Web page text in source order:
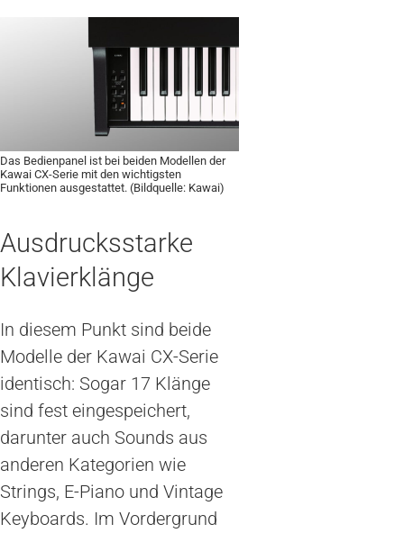
Das Bedienpanel ist bei beiden Modellen der
Kawai CX-Serie mit den wichtigsten
Funktionen ausgestattet. (Bildquelle: Kawai)
Ausdrucksstarke
Klavierklänge
In diesem Punkt sind beide
Modelle der Kawai CX-Serie
identisch: Sogar 17 Klänge
sind fest eingespeichert,
darunter auch Sounds aus
anderen Kategorien wie
Strings, E-Piano und Vintage
Keyboards. Im Vordergrund